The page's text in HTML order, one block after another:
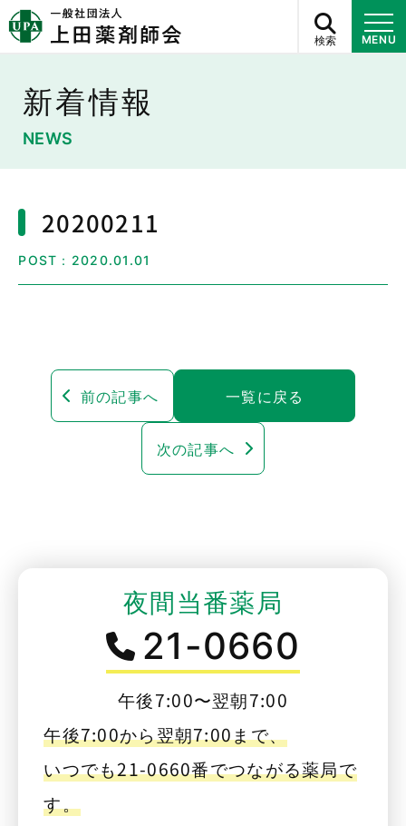
検索 MENU
新着情報
NEWS
20200211
POST：2020.01.01
前の記事へ 一覧に戻る
次の記事へ
夜間当番薬局
21-0660
午後7:00〜翌朝7:00
午後7:00から翌朝7:00まで、
いつでも21-0660番でつながる薬局で
す。